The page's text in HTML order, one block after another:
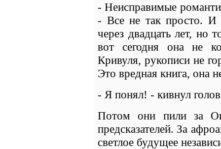
- Неисправимые
- Все не так просто. И
через двадцать лет, но
вот сегодня она не
Кривуля, рукописи не
Это вредная книга, она
- Я понял! - кивнул
Потом они пили за
предсказателей. За
светлое будущее